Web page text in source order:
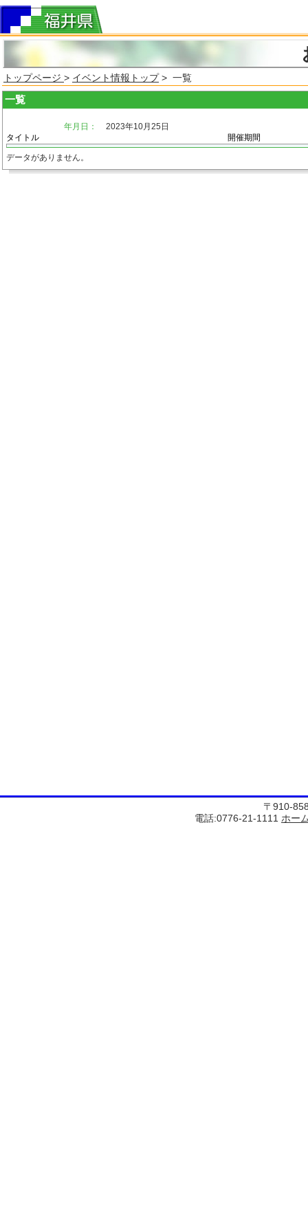
トップページ > イベント情報トップ> 一覧
一覧
年月日：
2023年10月25日
タイトル
開催期間
データがありません。
〒910-
電話:0776-21-1111 ホー